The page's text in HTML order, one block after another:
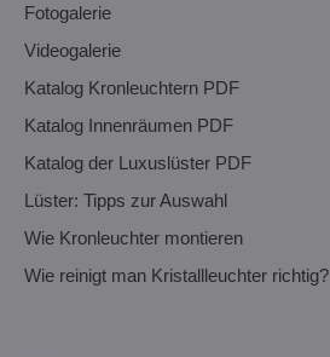
Fotogalerie
Videogalerie
Katalog Kronleuchtern PDF
Katalog Innenräumen PDF
Katalog der Luxuslüster PDF
Lüster: Tipps zur Auswahl
Wie Kronleuchter montieren
Wie reinigt man Kristallleuchter richtig?